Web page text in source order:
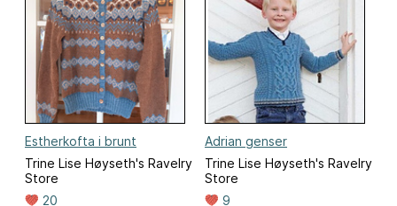
Estherkofta i brunt
Trine Lise Høyseth's Ravelry
Store
20
Adrian genser
Trine Lise Høyseth's Ravelry
Store
9